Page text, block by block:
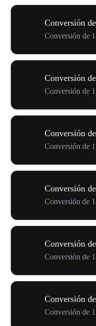
Conversión
Conversión de
Conversión
Conversión de
Conversión
Conversión de
Conversión
Conversión
Conversión de
Conversión
Conversión de